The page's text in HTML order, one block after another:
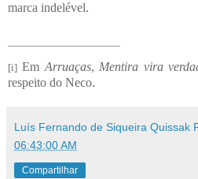
marca indelével.
[i] Em Arruaças, Mentira vira
respeito do Neco.
Luís Fernando de Siqueira Quissak
06:43:00 AM
Compartilhar